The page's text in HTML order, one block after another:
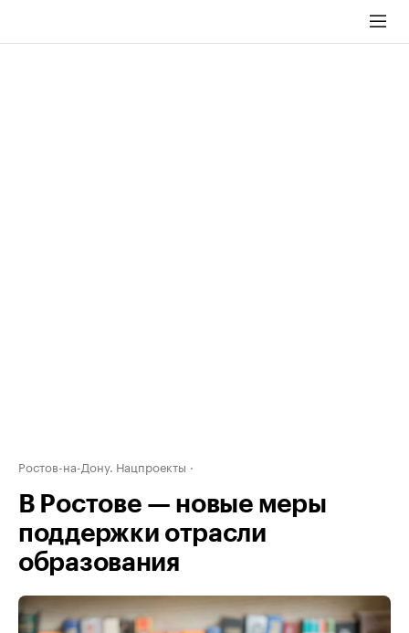
Ростов-на-Дону. Нацпроекты
В Ростове — новые меры
поддержки отрасли
образования